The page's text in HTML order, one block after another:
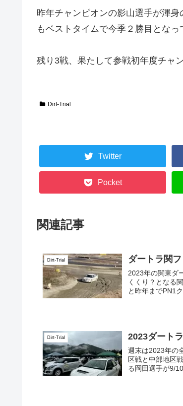
昨年チャンピオンの影山選手が渾
もベストタイムで今季２勝目となっ
残り3戦、果たして参戦初年度チャ
Dirt-Trial
Twitter
Pocket
関連記事
Dirt-Trial ダートラ関
2023年の関東ダ
くくり？となる
と昨年までPN1
Dirt-Trial 2023ダート
週末は2023年の
区戦と中部地区
る岡田選手が9/